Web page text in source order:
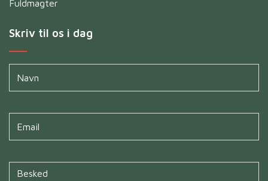
Fuldmagter
Skriv til os i dag